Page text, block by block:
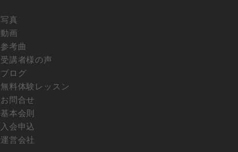
写真
動画
参考曲
受講者様の声
ブログ
無料体験レッスン
お問合せ
基本会則
入会申込
運営会社